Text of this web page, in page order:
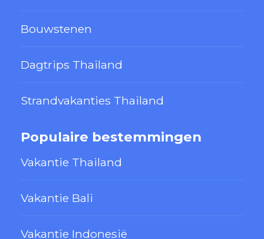
Bouwstenen
Dagtrips Thailand
Strandvakanties Thailand
Populaire bestemmingen
Vakantie Thailand
Vakantie Bali
Vakantie Indonesië